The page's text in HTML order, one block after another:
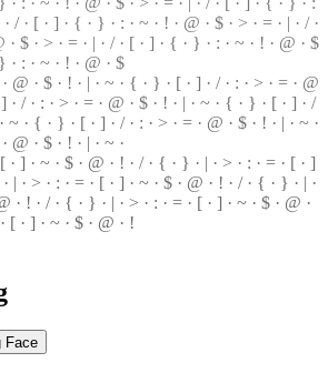
· / · [ · ] · { · } · : · ~ · ! · @ · $ · > · = · | · / ·
· $ · > · = · | · / · [ · ] · { · } · : · ~ · ! · @ · $
· : · ~ · ! · @ · $
@ · $ · ! · | · ~ · { · } · [ · ] · / · : · > · = · @
· / · : · > · = · @ · $ · ! · | · ~ · { · } · [ · ] · /
~ · { · } · [ · ] · /· : · > · = · @ · $ · ! · | · ~ ·
@ · $ · ! · | · ~ ·
· ] · ~ · $ · @ · ! · / · { · } · | · > · : · = · [ · ]
| · > · : · = · [ · ] · ~ · $ · @ · ! · /· { · } · | ·
· ! · / · { · } · | · > · : · = · [ · ] · ~ · $ · @ ·
[ · ] · ~ · $ · @ · !
Face